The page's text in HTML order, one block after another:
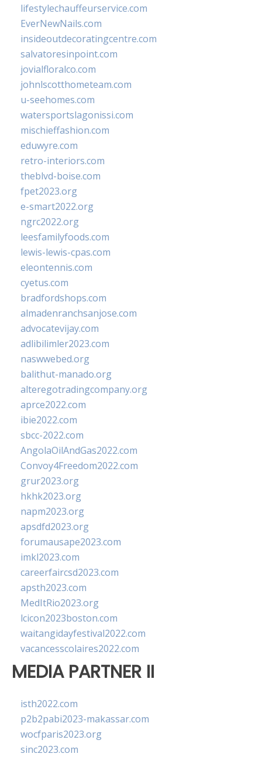
lifestylechauffeurservice.com
EverNewNails.com
insideoutdecoratingcentre.com
salvatoresinpoint.com
jovialfloralco.com
johnlscotthometeam.com
u-seehomes.com
watersportslagonissi.com
mischieffashion.com
eduwyre.com
retro-interiors.com
theblvd-boise.com
fpet2023.org
e-smart2022.org
ngrc2022.org
leesfamilyfoods.com
lewis-lewis-cpas.com
eleontennis.com
cyetus.com
bradfordshops.com
almadenranchsanjose.com
advocatevijay.com
adlibilimler2023.com
naswwebed.org
balithut-manado.org
alteregotradingcompany.org
aprce2022.com
ibie2022.com
sbcc-2022.com
AngolaOilAndGas2022.com
Convoy4Freedom2022.com
grur2023.org
hkhk2023.org
napm2023.org
apsdfd2023.org
forumausape2023.com
imkl2023.com
careerfaircsd2023.com
apsth2023.com
MedItRio2023.org
lcicon2023boston.com
waitangidayfestival2022.com
vacancesscolaires2022.com
MEDIA PARTNER II
isth2022.com
p2b2pabi2023-makassar.com
wocfparis2023.org
sinc2023.com